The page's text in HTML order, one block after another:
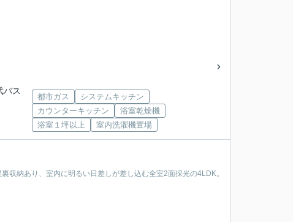
バス
都市ガス
システムキッチン
カウンターキッチン
浴室乾燥機
浴室１坪以上
室内洗濯機置場
収納あり、室内に明るい日差しが差し込む全室2面採光の4LDK。